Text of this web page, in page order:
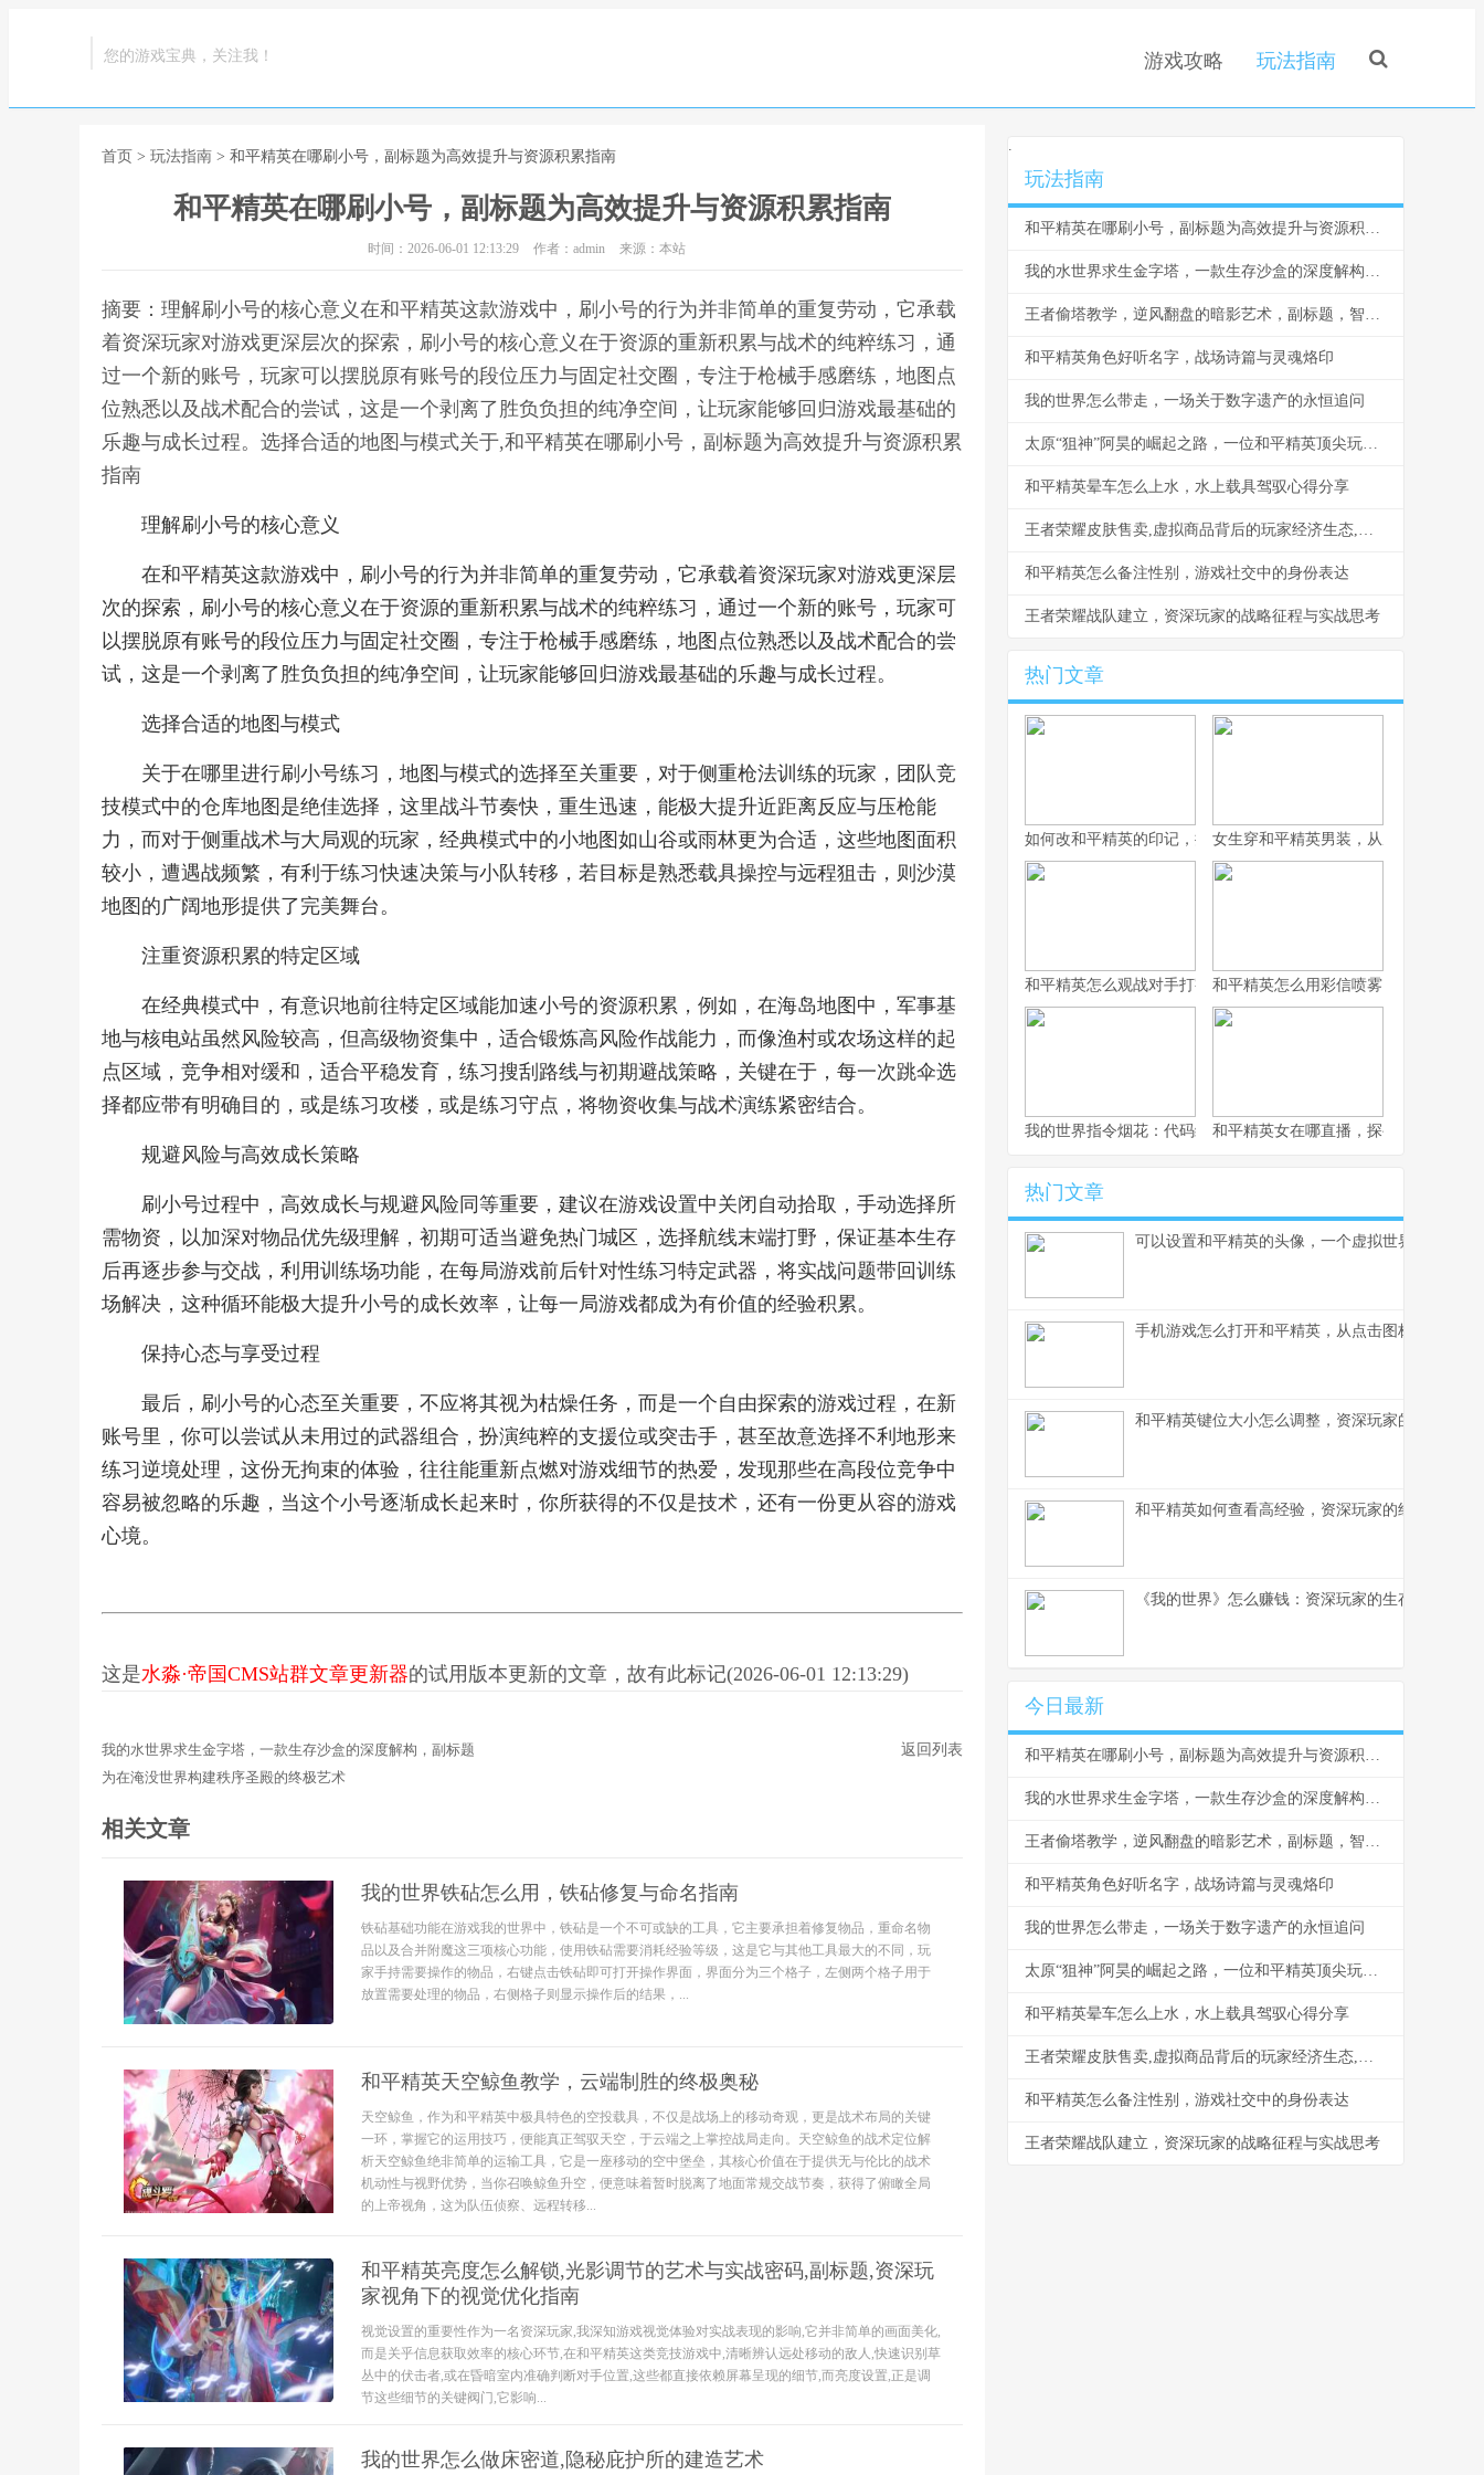
您的游戏宝典，关注我！ 游戏攻略 玩法指南
首页 > 玩法指南 > 和平精英在哪刷小号，副标题为高效提升与资源积累指南
和平精英在哪刷小号，副标题为高效提升与资源积累指南
时间：2026-06-01 12:13:29 作者：admin 来源：本站
摘要：理解刷小号的核心意义在和平精英这款游戏中，刷小号的行为并非简单的重复劳动，它承载
着资深玩家对游戏更深层次的探索，刷小号的核心意义在于资源的重新积累与战术的纯粹练习，通
过一个新的账号，玩家可以摆脱原有账号的段位压力与固定社交圈，专注于枪械手感磨练，地图点
位熟悉以及战术配合的尝试，这是一个剥离了胜负负担的纯净空间，让玩家能够回归游戏最基础的
乐趣与成长过程。选择合适的地图与模式关于,和平精英在哪刷小号，副标题为高效提升与资源积累
指南
理解刷小号的核心意义
在和平精英这款游戏中，刷小号的行为并非简单的重复劳动，它承载着资深玩家对游戏更深层
次的探索，刷小号的核心意义在于资源的重新积累与战术的纯粹练习，通过一个新的账号，玩家可
以摆脱原有账号的段位压力与固定社交圈，专注于枪械手感磨练，地图点位熟悉以及战术配合的尝
试，这是一个剥离了胜负负担的纯净空间，让玩家能够回归游戏最基础的乐趣与成长过程。
选择合适的地图与模式
关于在哪里进行刷小号练习，地图与模式的选择至关重要，对于侧重枪法训练的玩家，团队竞
技模式中的仓库地图是绝佳选择，这里战斗节奏快，重生迅速，能极大提升近距离反应与压枪能
力，而对于侧重战术与大局观的玩家，经典模式中的小地图如山谷或雨林更为合适，这些地图面积
较小，遭遇战频繁，有利于练习快速决策与小队转移，若目标是熟悉载具操控与远程狙击，则沙漠
地图的广阔地形提供了完美舞台。
注重资源积累的特定区域
在经典模式中，有意识地前往特定区域能加速小号的资源积累，例如，在海岛地图中，军事基
地与核电站虽然风险较高，但高级物资集中，适合锻炼高风险作战能力，而像渔村或农场这样的起
点区域，竞争相对缓和，适合平稳发育，练习搜刮路线与初期避战策略，关键在于，每一次跳伞选
择都应带有明确目的，或是练习攻楼，或是练习守点，将物资收集与战术演练紧密结合。
规避风险与高效成长策略
刷小号过程中，高效成长与规避风险同等重要，建议在游戏设置中关闭自动拾取，手动选择所
需物资，以加深对物品优先级理解，初期可适当避免热门城区，选择航线末端打野，保证基本生存
后再逐步参与交战，利用训练场功能，在每局游戏前后针对性练习特定武器，将实战问题带回训练
场解决，这种循环能极大提升小号的成长效率，让每一局游戏都成为有价值的经验积累。
保持心态与享受过程
最后，刷小号的心态至关重要，不应将其视为枯燥任务，而是一个自由探索的游戏过程，在新
账号里，你可以尝试从未用过的武器组合，扮演纯粹的支援位或突击手，甚至故意选择不利地形来
练习逆境处理，这份无拘束的体验，往往能重新点燃对游戏细节的热爱，发现那些在高段位竞争中
容易被忽略的乐趣，当这个小号逐渐成长起来时，你所获得的不仅是技术，还有一份更从容的游戏
心境。
这是水淼·帝国CMS站群文章更新器的试用版本更新的文章，故有此标记(2026-06-01 12:13:29)
我的水世界求生金字塔，一款生存沙盒的深度解构，副标题
为在淹没世界构建秩序圣殿的终极艺术
返回列表
相关文章
我的世界铁砧怎么用，铁砧修复与命名指南
铁砧基础功能在游戏我的世界中，铁砧是一个不可或缺的工具，它主要承担着修复物品，重命名物
品以及合并附魔这三项核心功能，使用铁砧需要消耗经验等级，这是它与其他工具最大的不同，玩
家手持需要操作的物品，右键点击铁砧即可打开操作界面，界面分为三个格子，左侧两个格子用于
放置需要处理的物品，右侧格子则显示操作后的结果，...
和平精英天空鲸鱼教学，云端制胜的终极奥秘
天空鲸鱼，作为和平精英中极具特色的空投载具，不仅是战场上的移动奇观，更是战术布局的关键
一环，掌握它的运用技巧，便能真正驾驭天空，于云端之上掌控战局走向。天空鲸鱼的战术定位解
析天空鲸鱼绝非简单的运输工具，它是一座移动的空中堡垒，其核心价值在于提供无与伦比的战术
机动性与视野优势，当你召唤鲸鱼升空，便意味着暂时脱离了地面常规交战节奏，获得了俯瞰全局
的上帝视角，这为队伍侦察、远程转移...
和平精英亮度怎么解锁,光影调节的艺术与实战密码,副标题,资深玩
家视角下的视觉优化指南
视觉设置的重要性作为一名资深玩家,我深知游戏视觉体验对实战表现的影响,它并非简单的画面美化,
而是关乎信息获取效率的核心环节,在和平精英这类竞技游戏中,清晰辨认远处移动的敌人,快速识别草
丛中的伏击者,或在昏暗室内准确判断对手位置,这些都直接依赖屏幕呈现的细节,而亮度设置,正是调
节这些细节的关键阀门,它影响...
我的世界怎么做床密道,隐秘庇护所的建造艺术
.
玩法指南
和平精英在哪刷小号，副标题为高效提升与资源积累指南
我的水世界求生金字塔，一款生存沙盒的深度解构，副标题为在淹没世界构建秩序圣殿的终极艺术
王者偷塔教学，逆风翻盘的暗影艺术，副标题，智取水晶的终极策略
和平精英角色好听名字，战场诗篇与灵魂烙印
我的世界怎么带走，一场关于数字遗产的永恒追问
太原“狙神”阿昊的崛起之路，一位和平精英顶尖玩家的竞技哲学
和平精英晕车怎么上水，水上载具驾驭心得分享
王者荣耀皮肤售卖,虚拟商品背后的玩家经济生态,副标题,一场情感与价值的微妙博弈
和平精英怎么备注性别，游戏社交中的身份表达
王者荣耀战队建立，资深玩家的战略征程与实战思考
热门文章
如何改和平精英的印记，提升战术竞技体验女生穿和平精英男装，从虚拟战场到现
和平精英怎么观战对手打字之战术观察与交流艺术，副标题观战中
和平精英怎么用彩信喷雾，战术迷雾中
我的世界指令烟花：代码编织的夜空盛宴和平精英女在哪直播，探寻顶尖女玩家
热门文章
可以设置和平精英的头像，一个虚拟世界的自我宣
手机游戏怎么打开和平精英，从点击图标到沉浸战
和平精英键位大小怎么调整，资深玩家的精细操控
和平精英如何查看高经验，资深玩家的经验洞察之
《我的世界》怎么赚钱：资深玩家的生存与致富之
今日最新
和平精英在哪刷小号，副标题为高效提升与资源积累指南
我的水世界求生金字塔，一款生存沙盒的深度解构，副标题为在淹没世界构建秩序圣殿的终极艺术
王者偷塔教学，逆风翻盘的暗影艺术，副标题，智取水晶的终极策略
和平精英角色好听名字，战场诗篇与灵魂烙印
我的世界怎么带走，一场关于数字遗产的永恒追问
太原“狙神”阿昊的崛起之路，一位和平精英顶尖玩家的竞技哲学
和平精英晕车怎么上水，水上载具驾驭心得分享
王者荣耀皮肤售卖,虚拟商品背后的玩家经济生态,副标题,一场情感与价值的微妙博弈
和平精英怎么备注性别，游戏社交中的身份表达
王者荣耀战队建立，资深玩家的战略征程与实战思考